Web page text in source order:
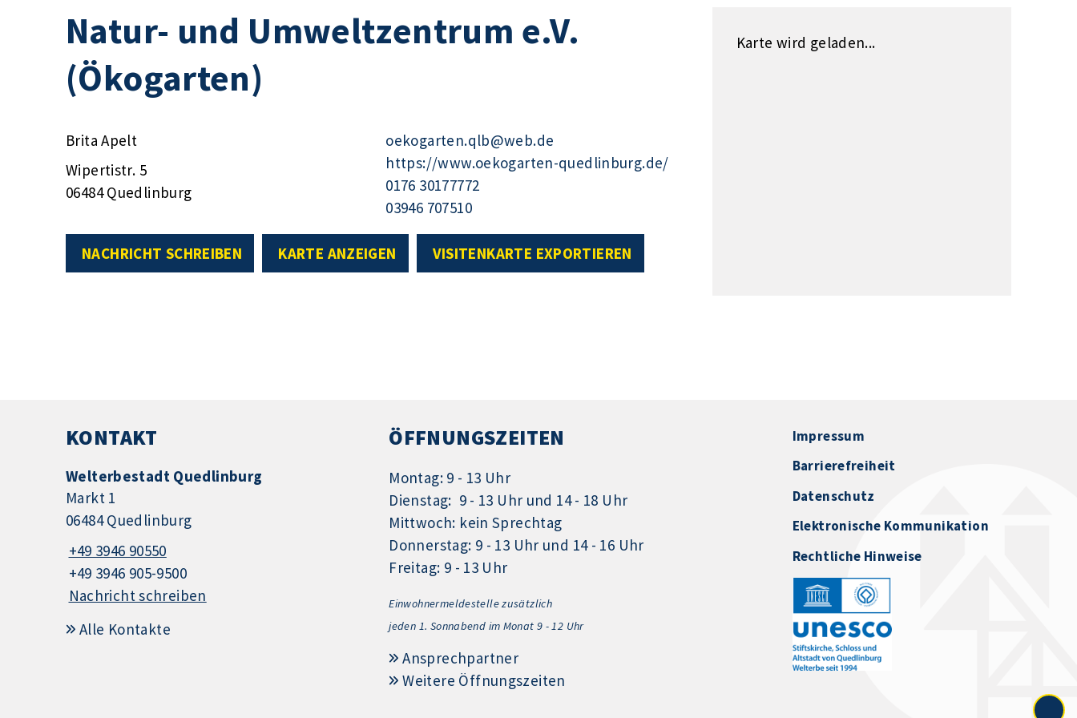
Natur- und Umweltzentrum e.V.
(Ökogarten)
Brita Apelt
Wipertistr. 5
06484 Quedlinburg
oekogarten.qlb@web.de
https://www.oekogarten-quedlinburg.de/
0176 30177772
03946 707510
NACHRICHT SCHREIBEN KARTE ANZEIGEN VISITENKARTE EXPORTIEREN
Karte wird geladen...
KONTAKT
Welterbestadt Quedlinburg
Markt 1
06484 Quedlinburg
+49 3946 90550
+49 3946 905-9500
Nachricht schreiben
Alle Kontakte
ÖFFNUNGSZEITEN
Montag: 9 - 13 Uhr
Dienstag: 9 - 13 Uhr und 14 - 18 Uhr
Mittwoch: kein Sprechtag
Donnerstag: 9 - 13 Uhr und 14 - 16 Uhr
Freitag: 9 - 13 Uhr
Einwohnermeldestelle zusätzlich
jeden 1. Sonnabend im Monat 9 - 12 Uhr
Ansprechpartner
Weitere Öffnungszeiten
Impressum
Barrierefreiheit
Datenschutz
Elektronische Kommunikation
Rechtliche Hinweise